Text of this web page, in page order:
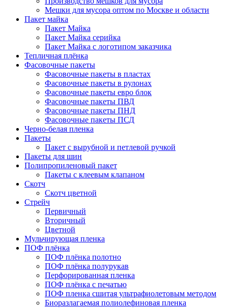
Мешки для мусора оптом по Москве и области
Пакет майка
Пакет Майка
Пакет Майка серийка
Пакет Майка с логотипом заказчика
Тепличная плёнка
Фасовочные пакеты
Фасовочные пакеты в пластах
Фасовочные пакеты в рулонах
Фасовочные пакеты евро блок
Фасовочные пакеты ПВД
Фасовочные пакеты ПНД
Фасовочные пакеты ПСД
Черно-белая пленка
Пакеты
Пакет с вырубной и петлевой ручкой
Пакеты для шин
Полипропиленовый пакет
Пакеты с клеевым клапаном
Скотч
Скотч цветной
Стрейч
Первичный
Вторичный
Цветной
Мульчирующая пленка
ПОФ плёнка
ПОФ плёнка полотно
ПОФ плёнка полурукав
Перфорированная пленка
ПОФ плёнка с печатью
ПОФ пленка сшитая ультрафиолетовым методом
Биоразлагаемая полиолефиновая пленка